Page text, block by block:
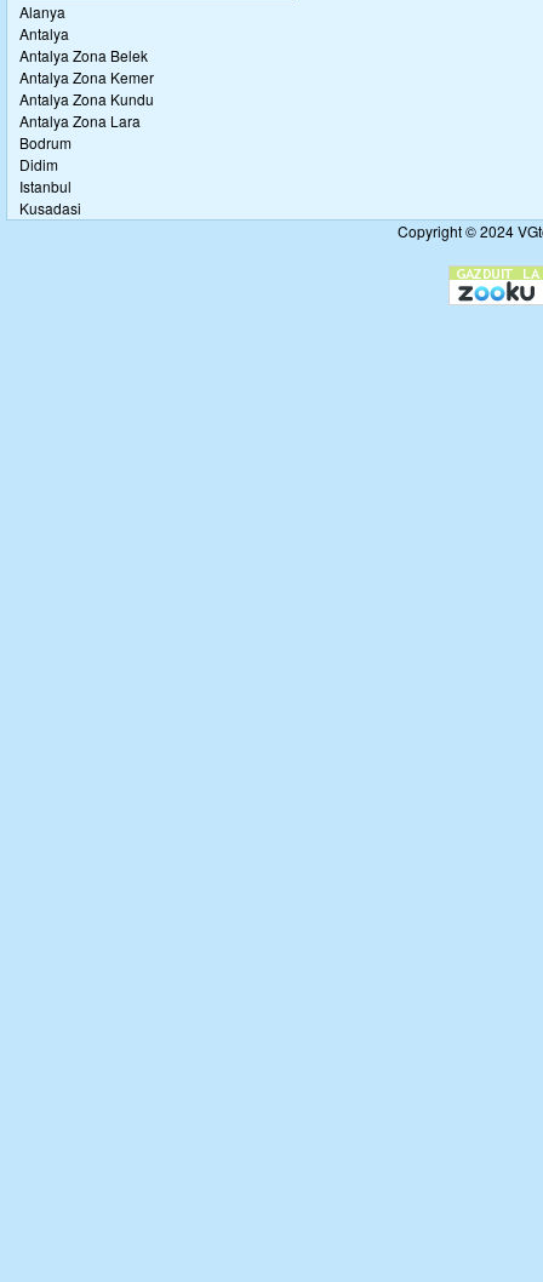
Alanya
Antalya
Antalya Zona Belek
Antalya Zona Kemer
Antalya Zona Kundu
Antalya Zona Lara
Bodrum
Didim
Istanbul
Kusadasi
Copyright © 2024